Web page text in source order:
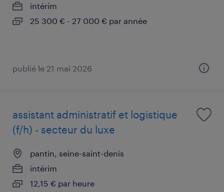
intérim
25 300 € - 27 000 € par année
publié le 21 mai 2026
assistant administratif et logistique
(f/h) - secteur du luxe
pantin, seine-saint-denis
intérim
12,15 € par heure